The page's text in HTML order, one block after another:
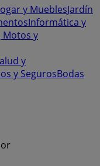
y MueblesJardín
Informática y
Motos y
y
y SegurosBodas